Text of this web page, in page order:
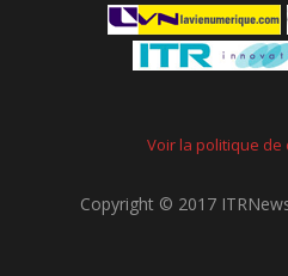
Voir la politique
Copyright © 2017